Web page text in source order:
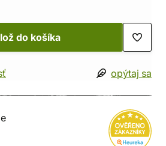
do košíka
opýtaj sa